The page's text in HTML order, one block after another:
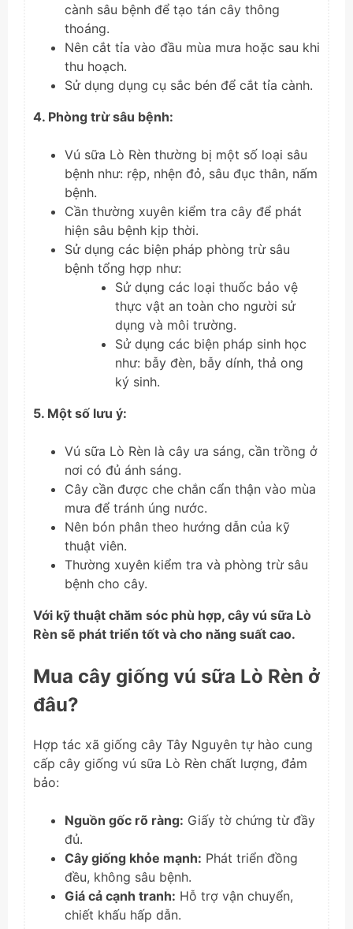
cành sâu bệnh để tạo tán cây thông
thoáng.
Nên cắt tỉa vào đầu mùa mưa hoặc sau khi
thu hoạch.
Sử dụng dụng cụ sắc bén để cắt tỉa cành.
4. Phòng trừ sâu bệnh:
Vú sữa Lò Rèn thường bị một số loại sâu
bệnh như: rệp, nhện đỏ, sâu đục thân, nấm
bệnh.
Cần thường xuyên kiểm tra cây để phát
hiện sâu bệnh kịp thời.
Sử dụng các biện pháp phòng trừ sâu
bệnh tổng hợp như:
Sử dụng các loại thuốc bảo vệ
thực vật an toàn cho người sử
dụng và môi trường.
Sử dụng các biện pháp sinh học
như: bẫy đèn, bẫy dính, thả ong
ký sinh.
5. Một số lưu ý:
Vú sữa Lò Rèn là cây ưa sáng, cần trồng ở
nơi có đủ ánh sáng.
Cây cần được che chắn cẩn thận vào mùa
mưa để tránh úng nước.
Nên bón phân theo hướng dẫn của kỹ
thuật viên.
Thường xuyên kiểm tra và phòng trừ sâu
bệnh cho cây.
Với kỹ thuật chăm sóc phù hợp, cây vú sữa Lò
Rèn sẽ phát triển tốt và cho năng suất cao.
Mua cây giống vú sữa Lò Rèn ở
đâu?
Hợp tác xã giống cây Tây Nguyên tự hào cung
cấp cây giống vú sữa Lò Rèn chất lượng, đảm
bảo:
Nguồn gốc rõ ràng: Giấy tờ chứng từ đầy
đủ.
Cây giống khỏe mạnh: Phát triển đồng
đều, không sâu bệnh.
Giá cả cạnh tranh: Hỗ trợ vận chuyển,
chiết khấu hấp dẫn.